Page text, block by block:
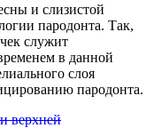
и слизистой
пародонта. Так,
служит
в данной
слоя
пародонта.